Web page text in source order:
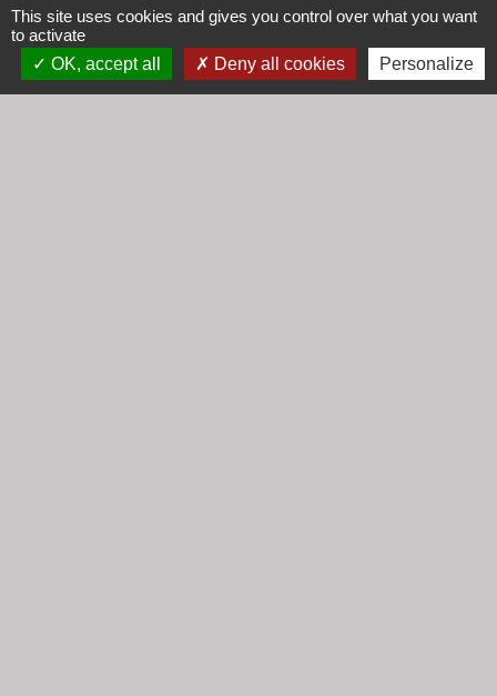
Mardi : 8h30 - 12h00
Mercredi : 9h00 - 12h00
Vendredi : 16h00 - 18h00
This site uses cookies and gives you control over what you want
to activate
OK, accept all
Deny all cookies Personalize